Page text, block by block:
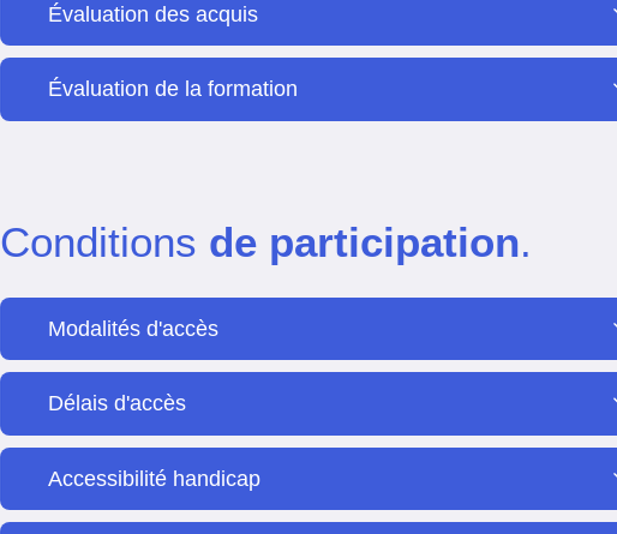
Évaluation des acquis
Évaluation de la formation
Conditions de participation.
Modalités d'accès
Délais d'accès
Accessibilité handicap